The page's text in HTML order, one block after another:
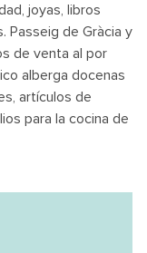
joyas, libros
Passeig de Gràcia y
de venta al por
alberga docenas
artículos de
para la cocina de